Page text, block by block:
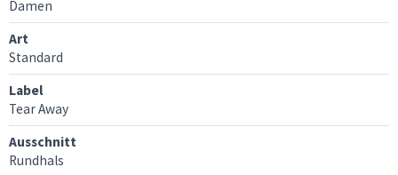
Damen
Art
Standard
Label
Tear Away
Ausschnitt
Rundhals